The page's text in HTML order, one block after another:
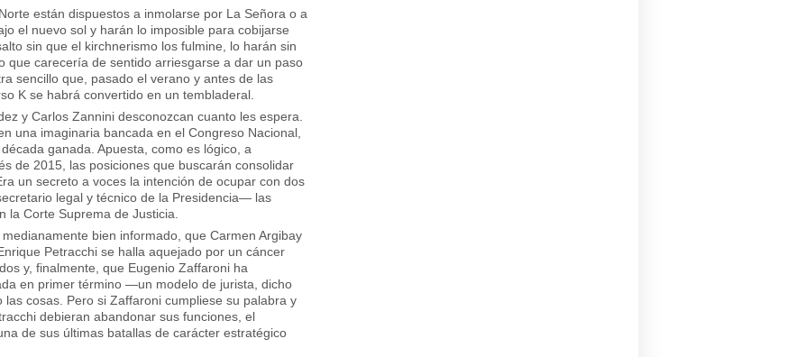
están dispuestos a inmolarse por La Señora o a
el nuevo sol y harán lo imposible para cobijarse
sin que el kirchnerismo los fulmine, lo harán sin
que carecería de sentido arriesgarse a dar un paso
sencillo que, pasado el verano y antes de las
K se habrá convertido en un tembladeral.
y Carlos Zannini desconozcan cuanto les espera.
una imaginaria bancada en el Congreso Nacional,
ganada. Apuesta, como es lógico, a
de 2015, las posiciones que buscarán consolidar
un secreto a voces la intención de ocupar con dos
legal y técnico de la Presidencia— las
la Corte Suprema de Justicia.
bien informado, que Carmen Argibay
Petracchi se halla aquejado por un cáncer
y, finalmente, que Eugenio Zaffaroni ha
en primer término —un modelo de jurista, dicho
cosas. Pero si Zaffaroni cumpliese su palabra y
debieran abandonar sus funciones, el
de sus últimas batallas de carácter estratégico